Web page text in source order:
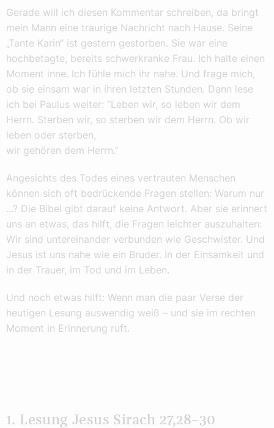
Gerade will ich diesen Kommentar schreiben, da bringt
mein Mann eine traurige Nachricht nach Hause. Seine
„Tante Karin“ ist gestern gestorben. Sie war eine
hochbetagte, bereits schwerkranke Frau. Ich halte einen
Moment inne. Ich fühle mich ihr nahe. Und frage mich,
ob sie einsam war in ihren letzten Stunden. Dann lese
ich bei Paulus weiter: “Leben wir, so leben wir dem
Herrn. Sterben wir, so sterben wir dem Herrn. Ob wir
leben oder sterben,
wir gehören dem Herrn.”
Angesichts des Todes eines vertrauten Menschen
können sich oft bedrückende Fragen stellen: Warum nur
...? Die Bibel gibt darauf keine Antwort. Aber sie erinnert
uns an etwas, das hilft, die Fragen leichter auszuhalten:
Wir sind untereinander verbunden wie Geschwister. Und
Jesus ist uns nahe wie ein Bruder. In der Einsamkeit und
in der Trauer, im Tod und im Leben.
Und noch etwas hilft: Wenn man die paar Verse der
heutigen Lesung auswendig weiß – und sie im rechten
Moment in Erinnerung ruft.
1. Lesung Jesus Sirach 27,28–30